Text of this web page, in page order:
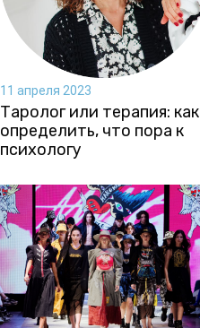
11 апреля 2023
Таролог или терапия: как
определить, что пора к
психологу